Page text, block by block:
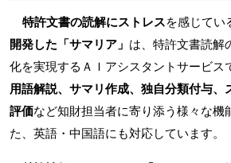
特許文書の読解にストレスを感じてい
開発した「サマリア」 は、特許文書読解
化を実現するＡＩアシスタントサービス
用語解説、サマリ作成、独自分類付与、
評価など知財担当者に寄り添う様々な機
た、英語・中国語にも対応しています。